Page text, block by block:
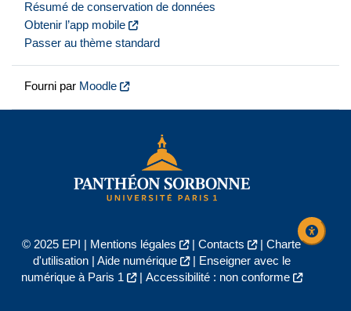
Résumé de conservation de données
Obtenir l’app mobile
Passer au thème standard
Fourni par Moodle
© 2025 EPI | Mentions légales | Contacts | Charte
d'utilisation| Aide numérique |
Enseigner avec le
numérique à Paris 1
| Accessibilité : non conforme